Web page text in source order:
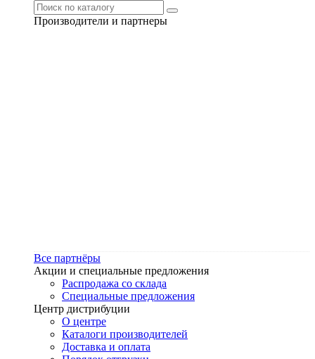
Производители и партнеры
Все партнёры
Акции и специальные предложения
Распродажа со склада
Специальные предложения
Центр дистрибуции
О центре
Каталоги производителей
Доставка и оплата